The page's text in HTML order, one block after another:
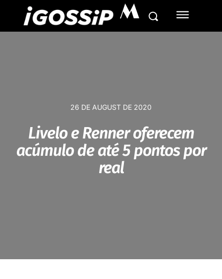
M
26 DE AUGUST DE 2020
Livelo e Renner oferecem
acúmulo de até 5 pontos por
real